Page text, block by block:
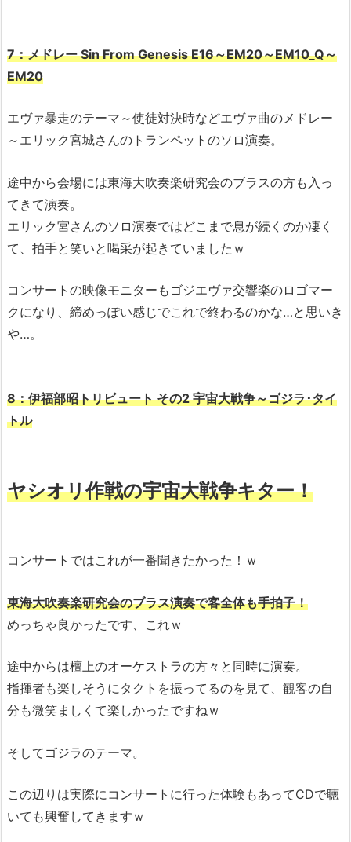
7：メドレー Sin From Genesis E16～EM20～EM10_Q～
EM20
エヴァ暴走のテーマ～使徒対決時などエヴァ曲のメドレー
～エリック宮城さんのトランペットのソロ演奏。
途中から会場には東海大吹奏楽研究会のブラスの方も入っ
てきて演奏。
エリック宮さんのソロ演奏ではどこまで息が続くのか凄く
て、拍手と笑いと喝采が起きていましたｗ
コンサートの映像モニターもゴジエヴァ交響楽のロゴマー
クになり、締めっぽい感じでこれで終わるのかな…と思いき
や…。
8：伊福部昭トリビュート その2 宇宙大戦争～ゴジラ･タイ
トル
ヤシオリ作戦の宇宙大戦争キター！
コンサートではこれが一番聞きたかった！ｗ
東海大吹奏楽研究会のブラス演奏で客全体も手拍子！
めっちゃ良かったです、これｗ
途中からは檀上のオーケストラの方々と同時に演奏。
指揮者も楽しそうにタクトを振ってるのを見て、観客の自
分も微笑ましくて楽しかったですねｗ
そしてゴジラのテーマ。
この辺りは実際にコンサートに行った体験もあってCDで聴
いても興奮してきますｗ